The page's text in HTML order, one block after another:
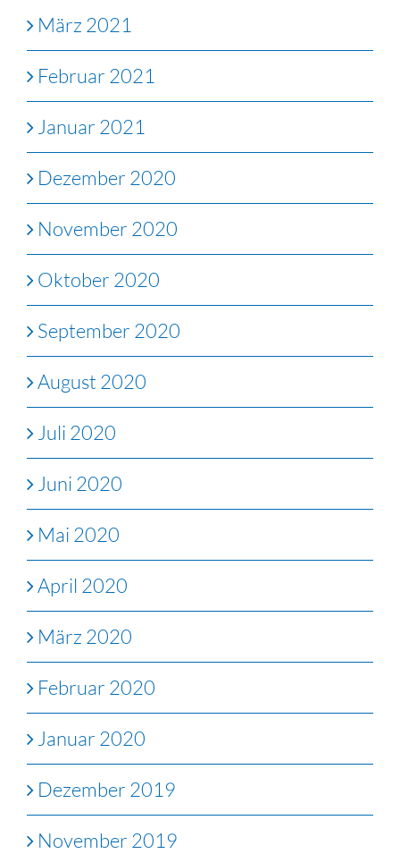
März 2021
Februar 2021
Januar 2021
Dezember 2020
November 2020
Oktober 2020
September 2020
August 2020
Juli 2020
Juni 2020
Mai 2020
April 2020
März 2020
Februar 2020
Januar 2020
Dezember 2019
November 2019